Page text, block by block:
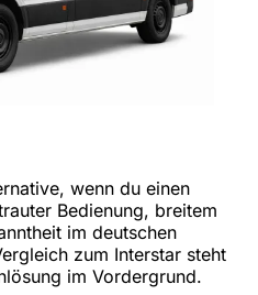
wenn du einen
Bedienung, breitem
im deutschen
zum Interstar steht
im Vordergrund.